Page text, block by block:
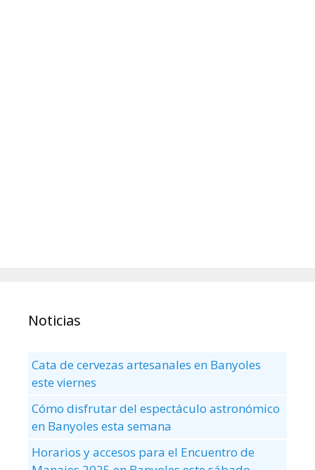
Noticias
Cata de cervezas artesanales en Banyoles
este viernes
Cómo disfrutar del espectáculo astronómico
en Banyoles esta semana
Horarios y accesos para el Encuentro de